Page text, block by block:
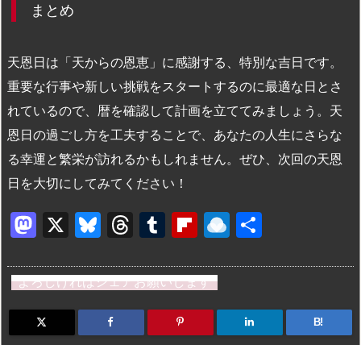
まとめ
天恩日は「天からの恩恵」に感謝する、特別な吉日です。
重要な行事や新しい挑戦をスタートするのに最適な日とさ
れているので、暦を確認して計画を立ててみましょう。天
恩日の過ごし方を工夫することで、あなたの人生にさらな
る幸運と繁栄が訪れるかもしれません。ぜひ、次回の天恩
日を大切にしてみてください！
M
st
o
d
X
Bl
e
s
k
T
e
a
d
T
m
bl
r
Fl
b
o
ar
R
n
dr
o
よろしければシェアお願いします
B!